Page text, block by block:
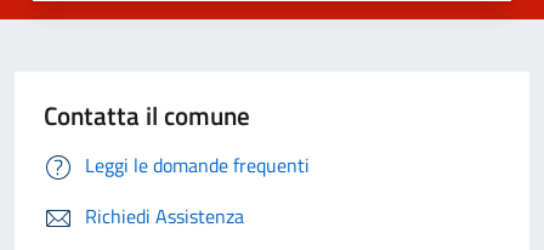
Contatta il comune
Leggi le domande frequenti
Richiedi Assistenza